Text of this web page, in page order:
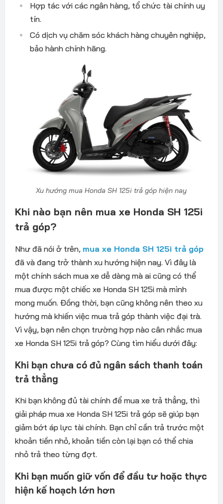
Hợp tác với các ngân hàng, tổ chức tài chính uy
tín.
Có dịch vụ chăm sóc khách hàng chuyên nghiệp,
bảo hành chính hãng.
Xu hướng mua Honda SH 125i trả góp hiện nay
Khi nào bạn nên mua xe Honda SH 125i
trả góp?
Như đã nói ở trên, mua xe Honda SH 125i trả góp
đã và đang trở thành xu hướng hiện nay. Vì đây là
một chính sách mua xe dễ dàng mà ai cũng có thể
mua được một chiếc xe Honda SH 125i mà mình
mong muốn. Đồng thời, bạn cũng không nên theo xu
hướng mà khiến việc mua trả góp thành việc đại trà.
Vì vậy, bạn nên chọn trường hợp nào cân nhắc mua
xe Honda SH 125i trả góp? Cùng tìm hiểu dưới đây:
Khi bạn chưa có đủ ngân sách thanh toán
trả thẳng
Khi bạn không đủ tài chính để mua xe trả thẳng, thì
giải pháp mua xe Honda SH 125i trả góp sẽ giúp bạn
giảm bớt áp lực tài chính. Bạn chỉ cần trả trước một
khoản tiền nhỏ, khoản tiền còn lại bạn có thể chia
nhỏ trả theo từng đợt.
Khi bạn muốn giữ vốn để đầu tư hoặc thực
hiện kế hoạch lớn hơn